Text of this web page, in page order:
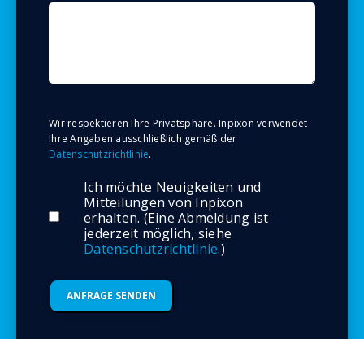
Wir respektieren Ihre Privatsphäre. Inpixon verwendet
Ihre Angaben ausschließlich gemäß der
Datenschutzrichtlinie.
Ich möchte Neuigkeiten und
Mitteilungen von Inpixon
erhalten. (Eine Abmeldung ist
jederzeit möglich, siehe
Datenschutzrichtlinie.)